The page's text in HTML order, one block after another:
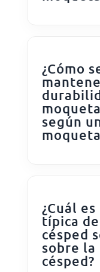
¿Cómo
según
¿Cuál
típica
césped
sobre la
césped?